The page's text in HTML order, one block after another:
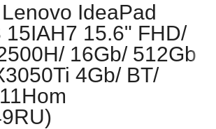
IdeaPad
15IAH7 15.6" FHD/
16Gb/ 512Gb
4Gb/ BT/